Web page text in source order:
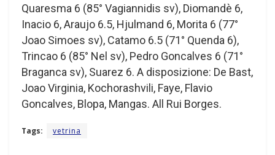
Quaresma 6 (85° Vagiannidis sv), Diomandè 6,
Inacio 6, Araujo 6.5, Hjulmand 6, Morita 6 (77°
Joao Simoes sv), Catamo 6.5 (71° Quenda 6),
Trincao 6 (85° Nel sv), Pedro Goncalves 6 (71°
Braganca sv), Suarez 6. A disposizione: De Bast,
Joao Virginia, Kochorashvili, Faye, Flavio
Goncalves, Blopa, Mangas. All Rui Borges.
Tags: vetrina